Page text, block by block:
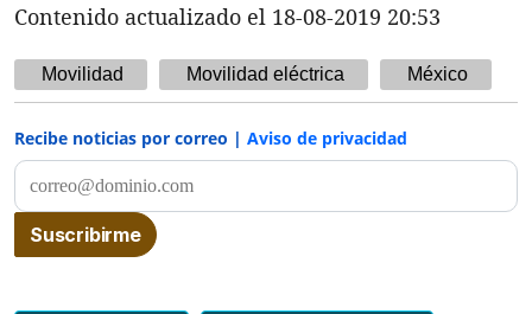
Contenido actualizado el 18-08-2019 20:53
Movilidad Movilidad eléctrica México
Recibe noticias por correo | Aviso de privacidad